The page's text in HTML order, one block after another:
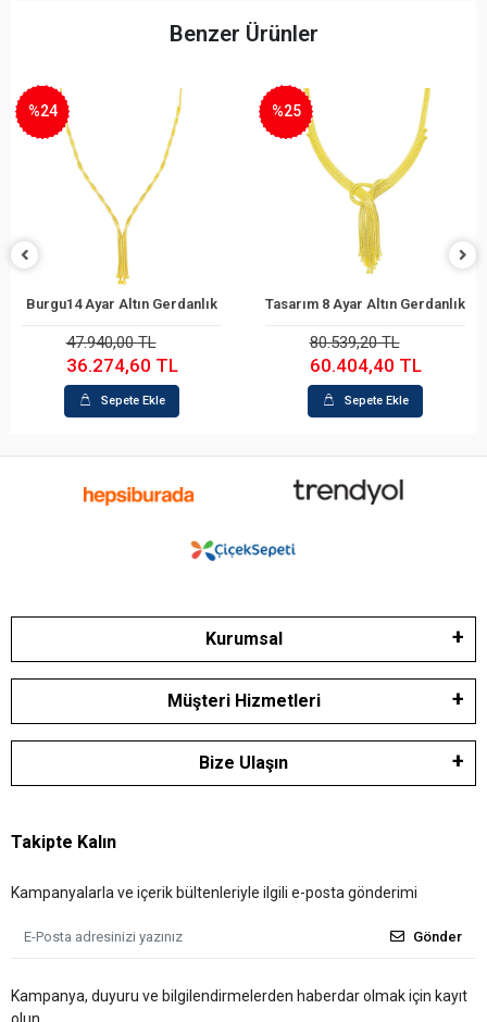
Benzer Ürünler
Sepete Ekle
Burgu14 Ayar Altın Gerdanlık
%24
47.940,00 TL
36.274,60 TL
Sepete Ekle
Sepete Ekle
Tasarım 8 Ayar Altın Gerdanlık
%25
80.539,20 TL
60.404,40 TL
Sepete Ekle
Kurumsal
Müşteri Hizmetleri
Bize Ulaşın
Takipte Kalın
Kampanyalarla ve içerik bültenleriyle ilgili e-posta gönderimi
Gönder
Kampanya, duyuru ve bilgilendirmelerden haberdar olmak için kayıt